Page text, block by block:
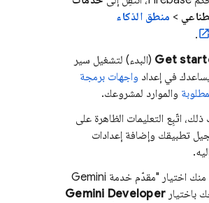
> منطق الذكاء
.
Get (البدء) لتشغيل سير
في إعداد واجهات برمجة
والموارد لمشروعك.
اتّبِع التعليمات الظاهرة على
تطبيقك وإضافة إعدادات
عندما يُطلب منك اختيار "مقدّم خدمة Gemini
Gemini Developer